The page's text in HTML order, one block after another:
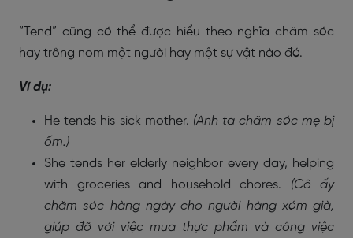
“Tend” cũng có thể được hiểu theo nghĩa chăm sóc
hay trông nom một người hay một sự vật nào đó.
Ví dụ:
He tends his sick mother. (Anh ta chăm sóc mẹ bị
ốm.)
She tends her elderly neighbor every day, helping
with groceries and household chores. (Cô ấy
chăm sóc hàng ngày cho người hàng xóm già,
giúp đỡ với việc mua thực phẩm và công việc